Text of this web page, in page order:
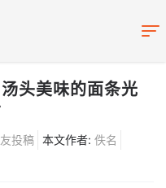
头美味的面条光
投稿 本文作者: 佚名